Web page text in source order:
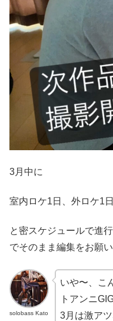
3月中に
室内ロケ1日、外ロケ1日
と密スケジュールで進
でそのまま編集をお願い
solobass Kato
いや〜、こ
トアンニ
3月は激ア